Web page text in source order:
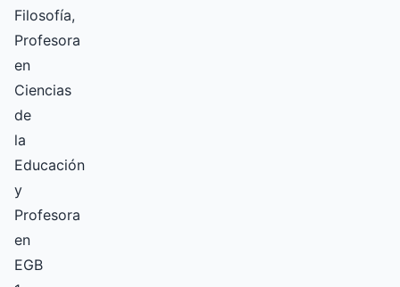
Filosofía,
Profesora
en
Ciencias
de
la
Educación
y
Profesora
en
EGB